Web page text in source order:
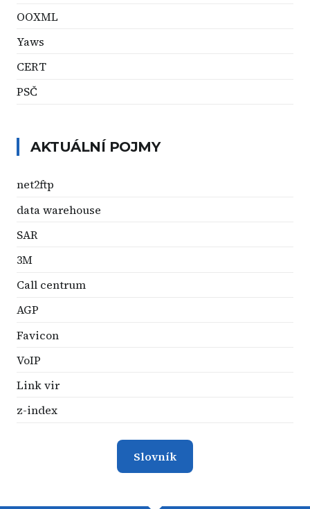
OOXML
Yaws
CERT
PSČ
AKTUÁLNÍ POJMY
net2ftp
data warehouse
SAR
3M
Call centrum
AGP
Favicon
VoIP
Link vir
z-index
Slovník